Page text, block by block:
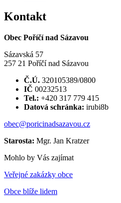
Kontakt
Obec Poříčí nad Sázavou
Sázavská 57
257 21 Poříčí nad Sázavou
Č.Ú. 320105389/0800
IČ 00232513
Tel.: +420 317 779 415
Datová schránka: irubi8b
obec@poricinadsazavou.cz
Starosta: Mgr. Jan Kratzer
Mohlo by Vás zajímat
Veřejné zakázky obce
Obce blíže lidem